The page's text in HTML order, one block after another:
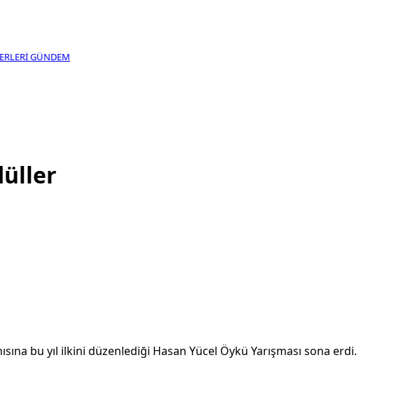
GÜNDEM
bulunan Hasan Ali Yücel anısına
bu yıl ilkini düzenlediği Hasan Yücel Öykü Yarışması sona erdi.